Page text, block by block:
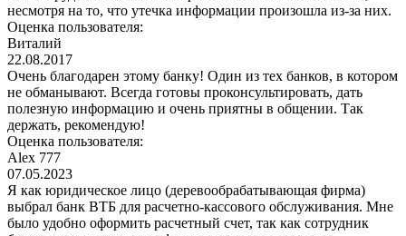
несмотря на то, что утечка информации произошла из-за них.
Оценка пользователя:
Виталий
22.08.2017
Очень благодарен этому банку! Один из тех банков, в котором
не обманывают. Всегда готовы проконсультировать, дать
полезную информацию и очень приятны в общении. Так
держать, рекомендую!
Оценка пользователя:
Alex 777
07.05.2023
Я как юридическое лицо (деревообрабатывающая фирма)
выбрал банк ВТБ для расчетно-кассового обслуживания. Мне
было удобно оформить расчетный счет, так как сотрудник